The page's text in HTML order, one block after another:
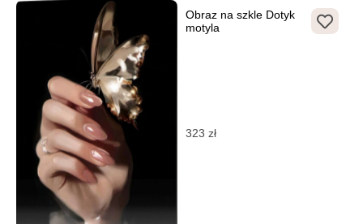
Obraz na szkle Dotyk
motyla
323 zł